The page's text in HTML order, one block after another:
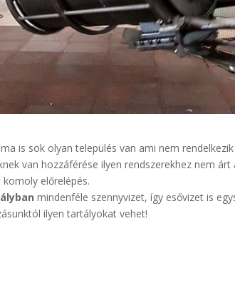
is sok olyan település van ami nem
van hozzáférése ilyen rendszerekhez nem árt
komoly előrelépés.
mindenféle szennyvizet, így esővizet is
ilyen tartályokat vehet!